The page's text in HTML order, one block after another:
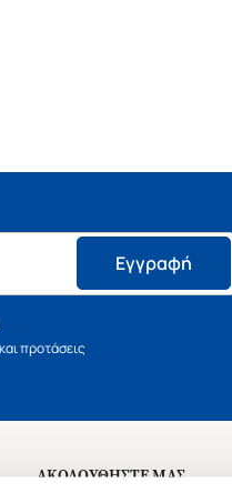
Εγγραφή
προτάσεις
ΑΚΟΛΟΥΘΗΣΤΕ ΜΑΣ